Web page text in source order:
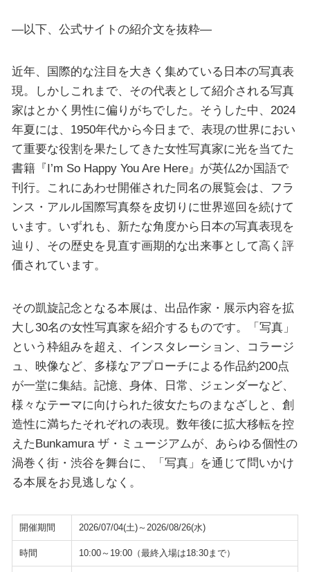
—以下、公式サイトの紹介文を抜粋—
近年、国際的な注目を大きく集めている日本の写真表
現。しかしこれまで、その代表として紹介される写真
家はとかく男性に偏りがちでした。そうした中、2024
年夏には、1950年代から今日まで、表現の世界におい
て重要な役割を果たしてきた女性写真家に光を当てた
書籍『I’m So Happy You Are Here』が英仏2か国語で
刊行。これにあわせ開催された同名の展覧会は、フラ
ンス・アルル国際写真祭を皮切りに世界巡回を続けて
います。いずれも、新たな角度から日本の写真表現を
辿り、その歴史を見直す画期的な出来事として高く評
価されています。
その凱旋記念となる本展は、出品作家・展示内容を拡
大し30名の女性写真家を紹介するものです。「写真」
という枠組みを超え、インスタレーション、コラージ
ュ、映像など、多様なアプローチによる作品約200点
が一堂に集結。記憶、身体、日常、ジェンダーなど、
様々なテーマに向けられた彼女たちのまなざしと、創
造性に満ちたそれぞれの表現。数年後に拡大移転を控
えたBunkamura ザ・ミュージアムが、あらゆる個性の
渦巻く街・渋谷を舞台に、「写真」を通じて問いかけ
る本展をお見逃しなく。
開催期間 2026/07/04(土)～2026/08/26(水)
時間 10:00～19:00（最終入場は18:30まで）